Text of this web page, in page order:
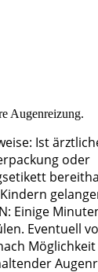
Augenreizung.
Ist
oder
Einige
Eventuell